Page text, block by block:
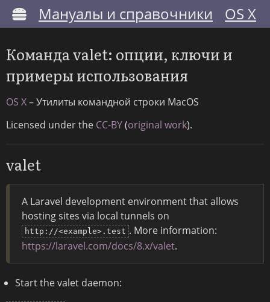
Мануалы и справочники OS X
Команда valet: опции, ключи и
примеры использования
OS X– Утилиты командной строки MacOS
Licensed under the CC-BY(original work).
valet
A Laravel development environment that allows
hosting sites via local tunnels on
http://<example>.test . More information:
https://laravel.com/docs/8.x/valet.
Start the valet daemon: